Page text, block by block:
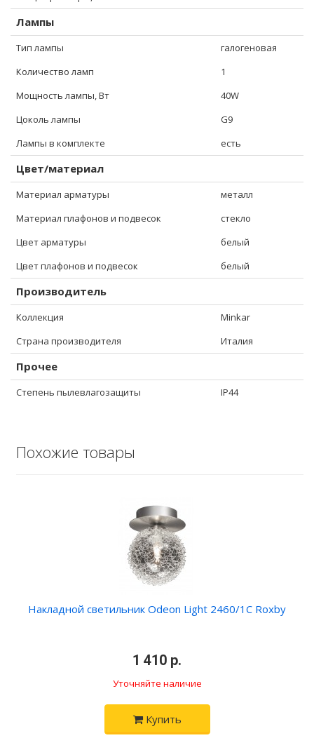
Лампы
Тип лампы
галогеновая
Количество ламп
1
Мощность лампы, Вт
40W
Цоколь лампы
G9
Лампы в комплекте
есть
Цвет/материал
Материал арматуры
металл
Материал плафонов и подвесок
стекло
Цвет арматуры
белый
Цвет плафонов и подвесок
белый
Производитель
Коллекция
Minkar
Страна производителя
Италия
Прочее
Степень пылевлагозащиты IP44
Похожие товары
Накладной светильник Odeon Light 2460/1C Roxby
1 410 р.
Уточняйте наличие
Купить